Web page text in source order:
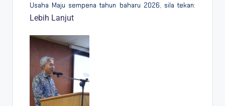
Usaha Maju sempena tahun baharu 2026, sila tekan:
Lebih Lanjut